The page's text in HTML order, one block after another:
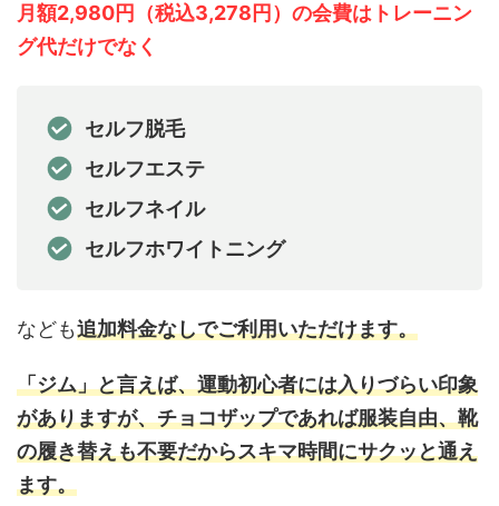
月額2,980円（税込3,278円）の会費はトレーニン
グ代だけでなく
セルフ脱毛
セルフエステ
セルフネイル
セルフホワイトニング
なども追加料金なしでご利用いただけます。
「ジム」と言えば、運動初心者には入りづらい印象
がありますが、チョコザップであれば服装自由、靴
の履き替えも不要だからスキマ時間にサクッと通え
ます。